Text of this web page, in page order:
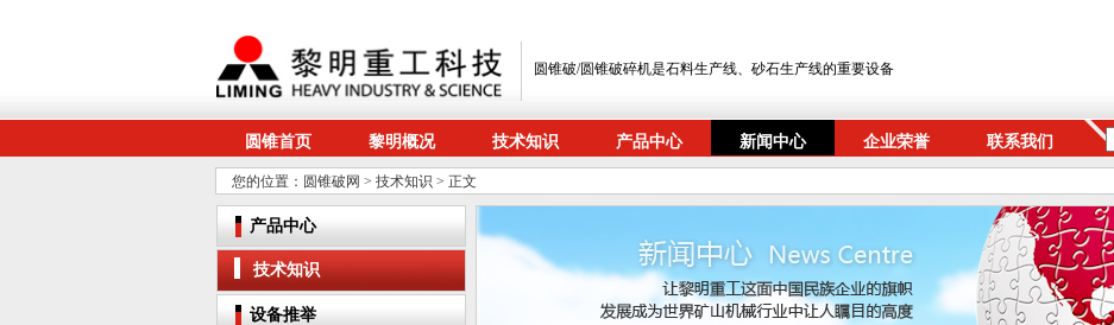
圆锥破/圆锥破碎机是石料生产线、砂石生产线的重要设备
圆锥首页 黎明概况 技术知识 产品中心 新闻中心 企业荣誉 联系我们
您的位置： 圆锥破网 > 技术知识 > 正文
产品中心
技术知识
设备推举